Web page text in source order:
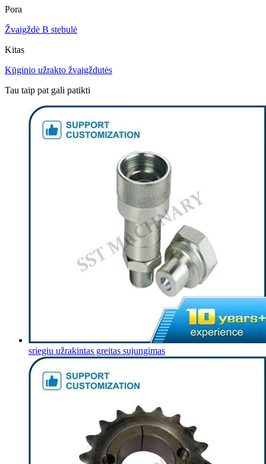
Pora
Žvaigždė B stebulė
Kitas
Kūginio užrakto žvaigždutės
Tau taip pat gali patikti
sriegiu užrakintas greitas sujungimas